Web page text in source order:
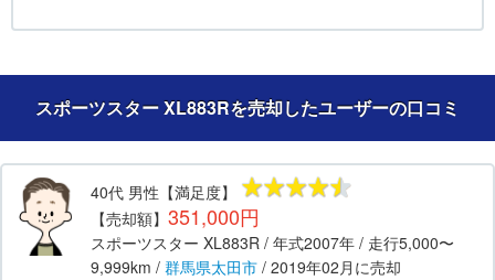
スポーツスター XL883Rを売却したユーザーの口コミ
40代 男性 【満足度】
【売却額】 351,000円
スポーツスター XL883R / 年式2007年 / 走行5,000〜
9,999km / 群馬県太田市 / 2019年02月 に売却